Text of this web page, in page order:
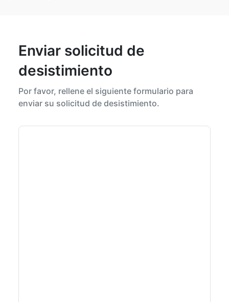
Enviar solicitud de
desistimiento
Por favor, rellene el siguiente formulario para
enviar su solicitud de desistimiento.